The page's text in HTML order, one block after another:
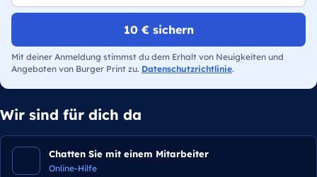
10 € sichern
Mit deiner Anmeldung stimmst du dem Erhalt von Neuigkeiten und
Angeboten von Burger Print zu. Datenschutzrichtlinie.
Wir sind für dich da
Chatten Sie mit einem Mitarbeiter
Online-Hilfe